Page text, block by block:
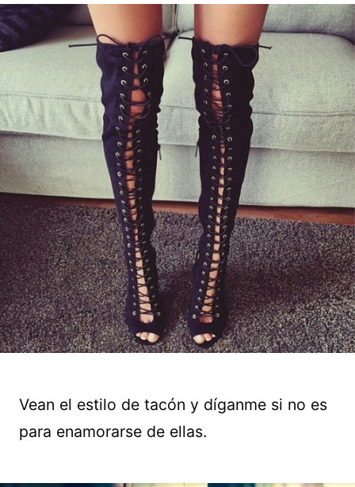
Vean el estilo de tacón y díganme si no es
para enamorarse de ellas.